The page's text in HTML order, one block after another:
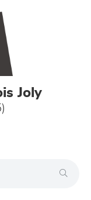
Joly